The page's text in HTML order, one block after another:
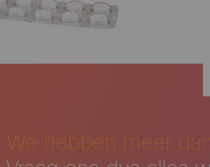
We hebben meer